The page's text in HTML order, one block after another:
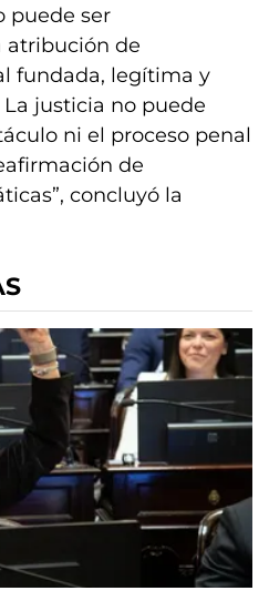
puede ser
atribución de
fundada, legítima y
justicia no puede
ni el proceso penal
de
concluyó la